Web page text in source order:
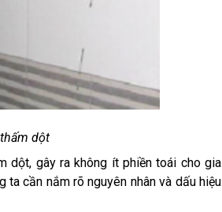
dột
dột, gây ra không ít phiền toái cho gia
ta cần nắm rõ nguyên nhân và dấu hiệu